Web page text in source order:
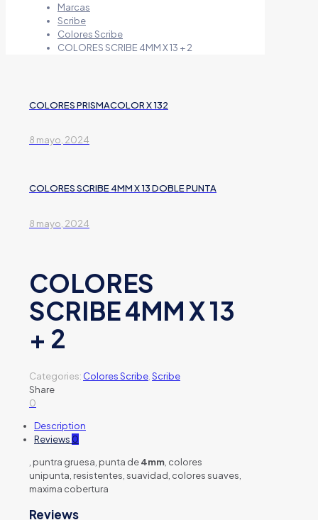
Marcas
Scribe
Colores Scribe
COLORES SCRIBE 4MM X 13 + 2
COLORES PRISMACOLOR X 132
8 mayo, 2024
COLORES SCRIBE 4MM X 13 DOBLE PUNTA
8 mayo, 2024
COLORES
SCRIBE 4MM X 13
+ 2
Categories: Colores Scribe Scribe
Share
0
Description
Reviews 0
, puntra gruesa, punta de4mm , colores
unipunta, resistentes, suavidad, colores suaves,
maxima cobertura
Reviews